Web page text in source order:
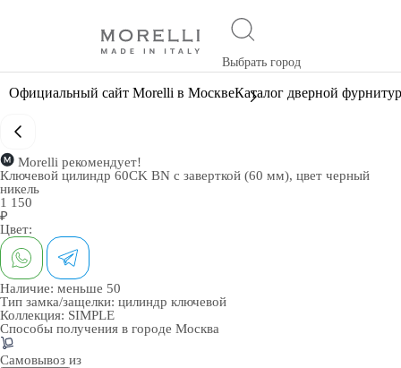
Выбрать город
Официальный сайт Morelli в МосквеКаталог дверной
Morelli рекомендует!
Ключевой цилиндр 60CK BN с заверткой (60 мм), цвет черный
никель
1 150
₽
Цвет:
Наличие: меньше 50
Тип замка/защелки: цилиндр ключевой
Коллекция: SIMPLE
Способы получения в городе Москва
Самовывоз из